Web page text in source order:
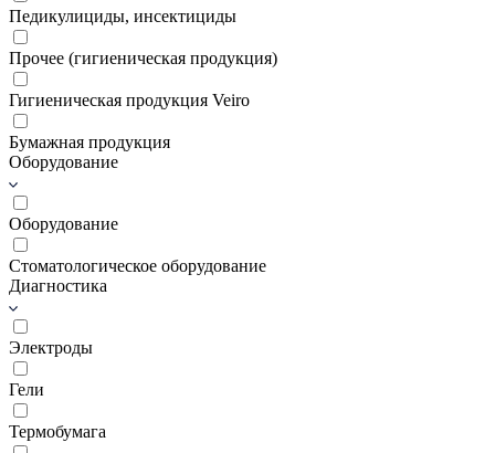
Педикулициды, инсектициды
Прочее (гигиеническая продукция)
Гигиеническая продукция Veiro
Бумажная продукция
Оборудование
Оборудование
Стоматологическое оборудование
Диагностика
Электроды
Гели
Термобумага